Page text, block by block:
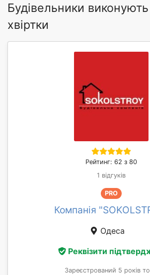
Будівельники виконують
хвіртки
Рейтинг: 62 з 80
1 відгуків
PRO
Компанія
Одеса
Реквізити
Зареєстрований 5 років